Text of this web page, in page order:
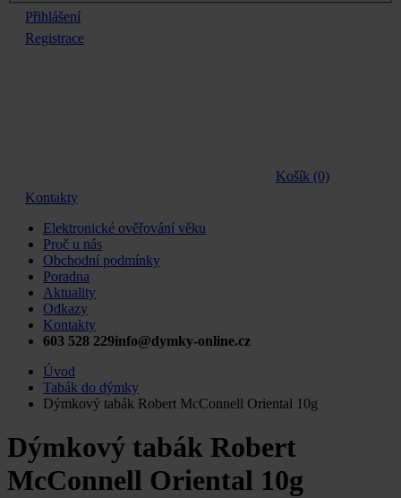
Přihlášení
Registrace
Košík (0)
Kontakty
Elektronické ověřování věku
Proč u nás
Obchodní podmínky
Poradna
Aktuality
Odkazy
Kontakty
603 528 229info@dymky-online.cz
Úvod
Tabák do dýmky
Dýmkový tabák Robert McConnell Oriental 10g
Dýmkový tabák Robert
McConnell Oriental 10g